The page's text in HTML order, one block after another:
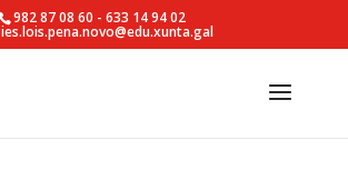
982 87 08 60 - 633 14 94 02
ies.lois.pena.novo@edu.xunta.gal